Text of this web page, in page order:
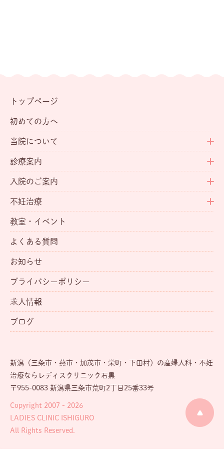
トップページ
初めての方へ
当院について
診療案内
入院のご案内
不妊治療
教室・イベント
よくある質問
お知らせ
プライバシーポリシー
求人情報
ブログ
新潟（三条市・燕市・加茂市・栄町・下田村）の産婦人科・不妊
治療ならレディスクリニック石黒
〒955-0083 新潟県三条市荒町2丁目25番33号
Copyright 2007 - 2026
LADIES CLINIC ISHIGURO
All Rights Reserved.